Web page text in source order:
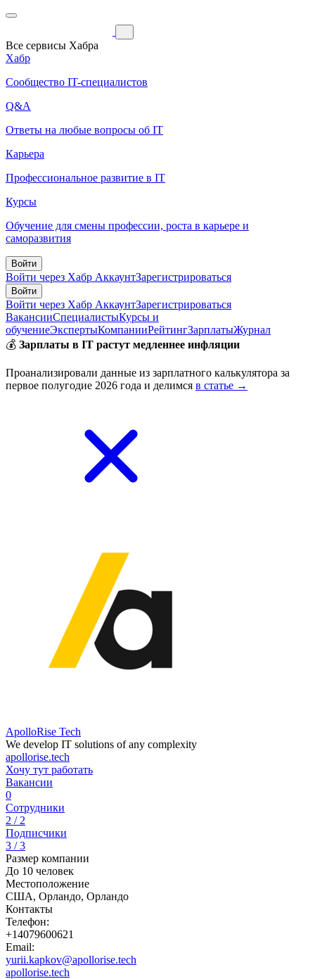
Все сервисы Хабра
Хабр
Сообщество IT-специалистов
Q&A
Ответы на любые вопросы об IT
Карьера
Профессиональное развитие в IT
Курсы
Обучение для смены профессии, роста в карьере и
саморазвития
Войти
Войти через Хабр АккаунтЗарегистрироваться
Войти
Войти через Хабр АккаунтЗарегистрироваться
ВакансииСпециалистыКурсы и
обучениеЭкспертыКомпанииРейтингЗарплатыЖурнал
💰 Зарплаты в IT растут медленнее инфляции
Проанализировали данные из зарплатного калькулятора за
первое полугодие 2026 года и делимся в статье →
ApolloRise Tech
We develop IT solutions of any complexity
apollorise.tech
Хочу тут работать
Вакансии
0
Сотрудники
2 / 2
Подписчики
3 / 3
Размер компании
До 10 человек
Местоположение
США, Орландо, Орландо
Контакты
Телефон:
+14079600621
Email:
yurii.kapkov@apollorise.tech
apollorise.tech